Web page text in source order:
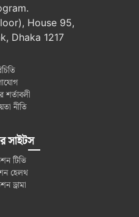
House 95,
Dhaka 1217
শর্তাবলী
নীতি
সাইটস
টিভি
হেলথ
ড্রামা